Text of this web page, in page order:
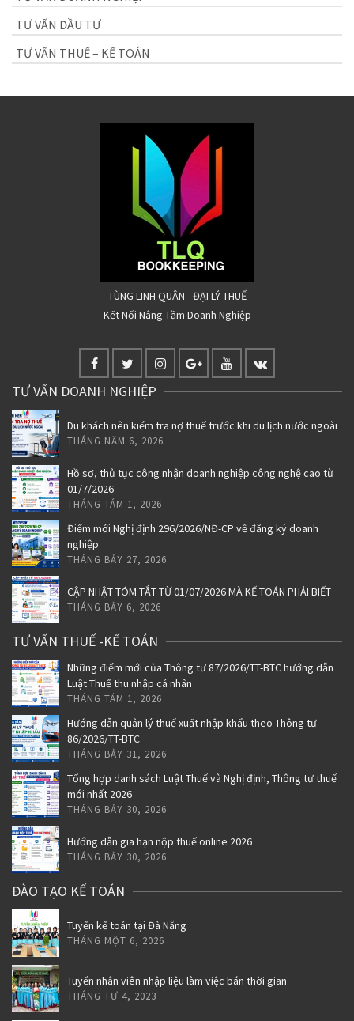
TƯ VẤN ĐẦU TƯ
TƯ VẤN THUẾ – KẾ TOÁN
TÙNG LINH QUÂN - ĐẠI LÝ THUẾ
Kết Nối Nâng Tầm Doanh Nghiệp
TƯ VẤN DOANH NGHIỆP
Du khách nên kiểm tra nợ thuế trước khi du lịch nước ngoài
THÁNG NĂM 6, 2026
Hồ sơ, thủ tục công nhận doanh nghiệp công nghệ cao từ
01/7/2026
THÁNG TÁM 1, 2026
Điểm mới Nghị định 296/2026/NĐ-CP về đăng ký doanh
nghiệp
THÁNG BẢY 27, 2026
CẬP NHẬT TÓM TẮT TỪ 01/07/2026 MÀ KẾ TOÁN PHẢI BIẾT
THÁNG BẢY 6, 2026
TƯ VẤN THUẾ -KẾ TOÁN
Những điểm mới của Thông tư 87/2026/TT-BTC hướng dẫn
Luật Thuế thu nhập cá nhân
THÁNG TÁM 1, 2026
Hướng dẫn quản lý thuế xuất nhập khẩu theo Thông tư
86/2026/TT-BTC
THÁNG BẢY 31, 2026
Tổng hợp danh sách Luật Thuế và Nghị định, Thông tư thuế
mới nhất 2026
THÁNG BẢY 30, 2026
Hướng dẫn gia hạn nộp thuế online 2026
THÁNG BẢY 30, 2026
ĐÀO TẠO KẾ TOÁN
Tuyển kế toán tại Đà Nẵng
THÁNG MỘT 6, 2026
Tuyển nhân viên nhập liệu làm việc bán thời gian
THÁNG TƯ 4, 2023